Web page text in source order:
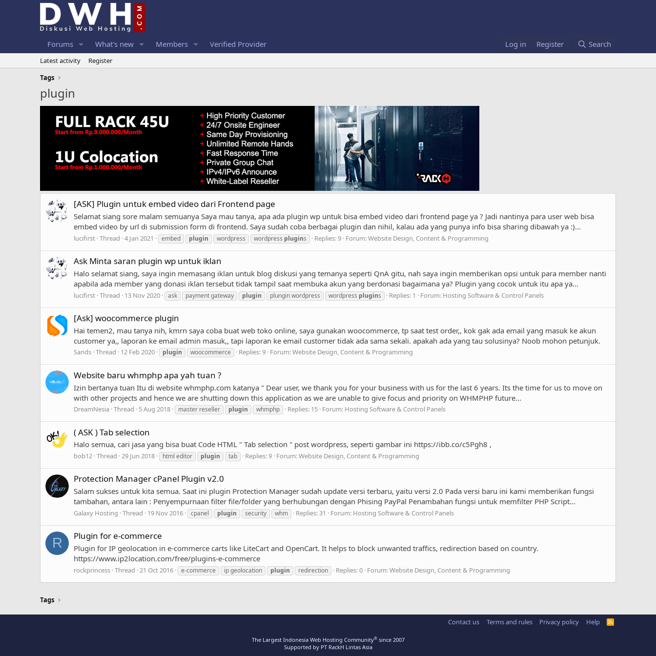
Forums What's new Members Verified Provider Log in Register Search
Latest activity
Register
Tags
plugin
[ASK] Plugin untuk embed video dari Frontend page
Selamat siang sore malam semuanya Saya mau tanya, apa ada plugin wp untuk bisa embed video dari frontend page ya ? Jadi nantinya para user web bisa
embed video by url di submission form di frontend. Saya sudah coba berbagai plugin dan nihil, kalau ada yang punya info bisa sharing dibawah ya :)...
lucifirst Thread 4 Jan 2021 embed plugin wordpress wordpress plugins Replies: 9 Forum:Website Design, Content & Programming
Ask Minta saran plugin wp untuk iklan
Halo selamat siang, saya ingin memasang iklan untuk blog diskusi yang temanya seperti QnA gitu, nah saya ingin memberikan opsi untuk para member nanti
apabila ada member yang donasi iklan tersebut tidak tampil saat membuka akun yang berdonasi bagaimana ya? Plugin yang cocok untuk itu apa ya...
lucifirst Thread 13 Nov 2020 ask payment gateway plugin plungin wordpress wordpress plugins Replies: 1 Forum: Hosting Software & Control Panels
[Ask] woocommerce plugin
Hai temen2, mau tanya nih, kmrn saya coba buat web toko online, saya gunakan woocommerce, tp saat test order,, kok gak ada email yang masuk ke akun
customer ya,, laporan ke email admin masuk,, tapi laporan ke email customer tidak ada sama sekali. apakah ada yang tau solusinya? Noob mohon petunjuk.
Sands Thread 12 Feb 2020 plugin woocommerce Replies: 9 Forum:Website Design, Content & Programming
Website baru whmphp apa yah tuan ?
Izin bertanya tuan Itu di website whmphp.com katanya " Dear user, we thank you for your business with us for the last 6 years. Its the time for us to move on
with other projects and hence we are shutting down this application as we are unable to give focus and priority on WHMPHP future...
DreamNesia Thread 5 Aug 2018 master reseller plugin whmphp Replies: 15 Forum: Hosting Software & Control Panels
( ASK ) Tab selection
Halo semua, cari jasa yang bisa buat Code HTML " Tab selection " post wordpress, seperti gambar ini https://ibb.co/c5Pgh8 ,
bob12 Thread 29 Jun 2018 html editor plugin tab Replies: 9 Forum:Website Design, Content & Programming
Protection Manager cPanel Plugin v2.0
Salam sukses untuk kita semua. Saat ini plugin Protection Manager sudah update versi terbaru, yaitu versi 2.0 Pada versi baru ini kami memberikan fungsi
tambahan, antara lain : Penyempurnaan filter file/folder yang berhubungan dengan Phising PayPal Penambahan fungsi untuk memfilter PHP Script...
Galaxy Hosting Thread 19 Nov 2016 cpanel plugin security whm Replies: 31 Forum: Hosting Software & Control Panels
R Plugin for e-commerce
Plugin for IP geolocation in e-commerce carts like LiteCart and OpenCart. It helps to block unwanted traffics, redirection based on country.
https://www.ip2location.com/free/plugins-e-commerce
rockprincess Thread 21 Oct 2016 e-commerce ip geolocation plugin redirection Replies: 0 Forum:Website Design, Content & Programming
Tags
Contact us Terms and rules Privacy policy Help
R
The Largest Indonesia Web Hosting Community®since 2007
Supported by PT RackH Lintas Asia